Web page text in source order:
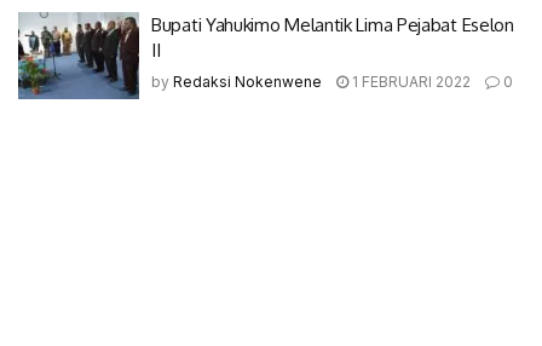
Bupati Yahukimo Melantik Lima Pejabat Eselon
II
by Redaksi Nokenwene 1 FEBRUARI 2022 0